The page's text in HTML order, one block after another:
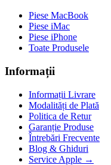
Piese MacBook
Piese iMac
Piese iPhone
Toate Produsele
Informații
Informații Livrare
Modalități de Plată
Politica de Retur
Garanție Produse
Întrebări Frecvente
Blog & Ghiduri
Service Apple →